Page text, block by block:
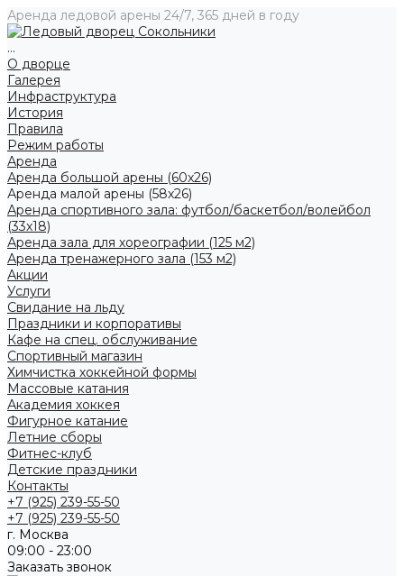
Аренда ледовой арены 24/7, 365 дней в году
...
О дворце
Галерея
Инфраструктура
История
Правила
Режим работы
Аренда
Аренда большой арены (60x26)
Аренда малой арены (58x26)
Аренда спортивного зала: футбол/баскетбол/волейбол
(33x18)
Аренда зала для хореографии (125 м2)
Аренда тренажерного зала (153 м2)
Акции
Услуги
Свидание на льду
Праздники и корпоративы
Кафе на спец. обслуживание
Спортивный магазин
Химчистка хоккейной формы
Массовые катания
Академия хоккея
Фигурное катание
Летние сборы
Фитнес-клуб
Детские праздники
Контакты
+7 (925) 239-55-50
+7 (925) 239-55-50
г. Москва
09:00 - 23:00
Заказать звонок